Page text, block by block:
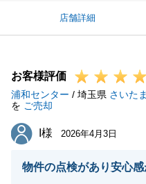
店舗詳細
お客様評価
浦和センター / 埼玉県 さいた
を ご売却
I様
I様 2026年4月3日
物件の点検があり安心